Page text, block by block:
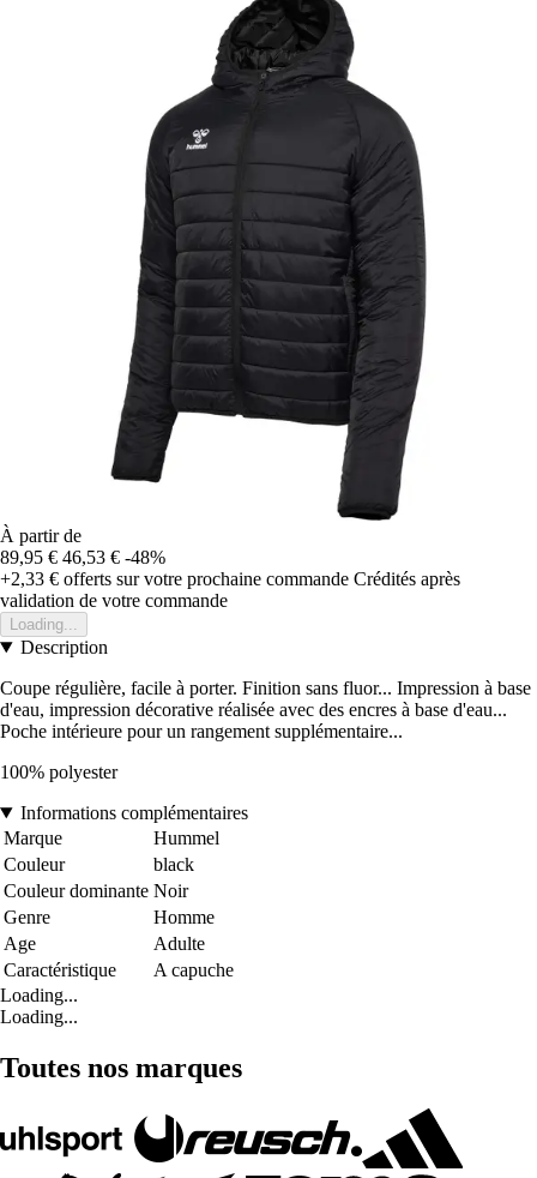
À partir de
89,95 € 46,53 € -48%
+2,33 € offerts sur votre prochaine commande Crédités après
validation de votre commande
Loading...
Description
Coupe régulière, facile à porter. Finition sans fluor... Impression à base
d'eau, impression décorative réalisée avec des encres à base d'eau...
Poche intérieure pour un rangement supplémentaire...
100% polyester
Informations complémentaires
Marque
Hummel
Couleur
black
Couleur dominante Noir
Genre
Homme
Age
Adulte
Caractéristique
A capuche
Loading...
Loading...
Toutes nos marques